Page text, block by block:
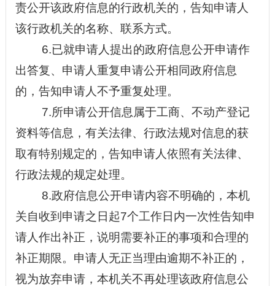
责公开该政府信息的行政机关的，告知申请人
该行政机关的名称、联系方式。
6.已就申请人提出的政府信息公开申请作
出答复、申请人重复申请公开相同政府信息
的，告知申请人不予重复处理。
7.所申请公开信息属于工商、不动产登记
资料等信息，有关法律、行政法规对信息的获
取有特别规定的，告知申请人依照有关法律、
行政法规的规定处理。
8.政府信息公开申请内容不明确的，本机
关自收到申请之日起7个工作日内一次性告知申
请人作出补正，说明需要补正的事项和合理的
补正期限。申请人无正当理由逾期不补正的，
视为放弃申请，本机关不再处理该政府信息公